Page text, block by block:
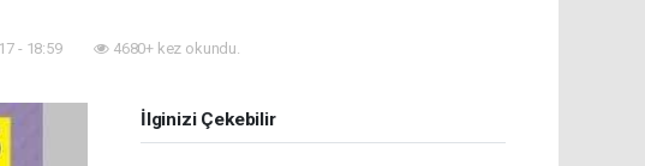
- 18:59 4680+ kez okundu.
İlginizi Çekebilir